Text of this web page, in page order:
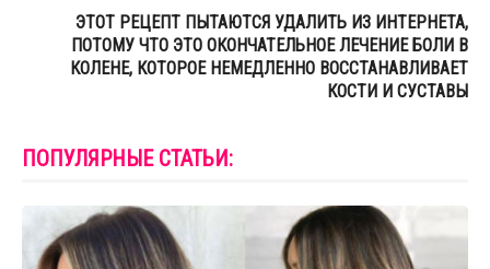
ЭТОТ РЕЦЕПТ ПЫТАЮТСЯ УДАЛИТЬ ИЗ ИНТЕРНЕТА,
ПОТОМУ ЧТО ЭТО ОКОНЧАТЕЛЬНОЕ ЛЕЧЕНИЕ БОЛИ В
КОЛЕНЕ, КОТОРОЕ НЕМЕДЛЕННО ВОССТАНАВЛИВАЕТ
КОСТИ И СУСТАВЫ
ПОПУЛЯРНЫЕ СТАТЬИ: